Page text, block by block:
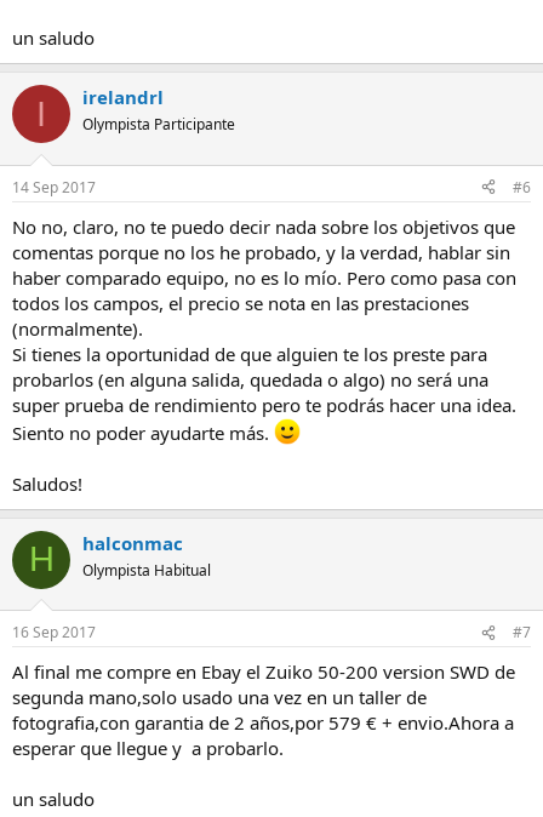
un saludo
I irelandrl
Olympista Participante
14 Sep 2017 #6
No no, claro, no te puedo decir nada sobre los objetivos que
comentas porque no los he probado, y la verdad, hablar sin
haber comparado equipo, no es lo mío. Pero como pasa con
todos los campos, el precio se nota en las prestaciones
(normalmente).
Si tienes la oportunidad de que alguien te los preste para
probarlos (en alguna salida, quedada o algo) no será una
super prueba de rendimiento pero te podrás hacer una idea.
Siento no poder ayudarte más.
Saludos!
H halconmac
Olympista Habitual
16 Sep 2017 #7
Al final me compre en Ebay el Zuiko 50-200 version SWD de
segunda mano,solo usado una vez en un taller de
fotografia,con garantia de 2 años,por 579 € + envio.Ahora a
esperar que llegue y a probarlo.
un saludo